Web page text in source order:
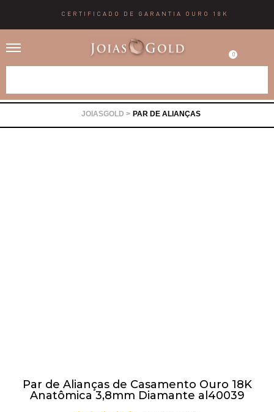
CERTIFICADO DE GARANTIA OURO 18K
0
PAR DE ALIANÇAS
Par de Alianças de Casamento Ouro 18K
Anatômica 3,8mm Diamante al40039
Pedras Preciosas